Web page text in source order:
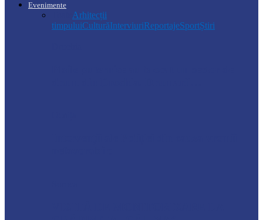
Evenimente
Arhitecții
timpuluiCulturăInterviuriReportajeSportȘtiri